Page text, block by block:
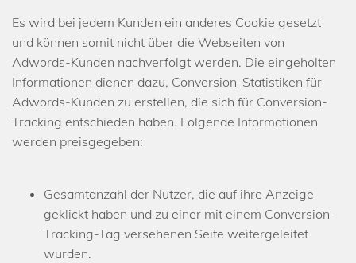
Es wird bei jedem Kunden ein anderes Cookie gesetzt
und können somit nicht über die Webseiten von
Adwords-Kunden nachverfolgt werden. Die eingeholten
Informationen dienen dazu, Conversion-Statistiken für
Adwords-Kunden zu erstellen, die sich für Conversion-
Tracking entschieden haben. Folgende Informationen
werden preisgegeben:
Gesamtanzahl der Nutzer, die auf ihre Anzeige
geklickt haben und zu einer mit einem Conversion-
Tracking-Tag versehenen Seite weitergeleitet
wurden.